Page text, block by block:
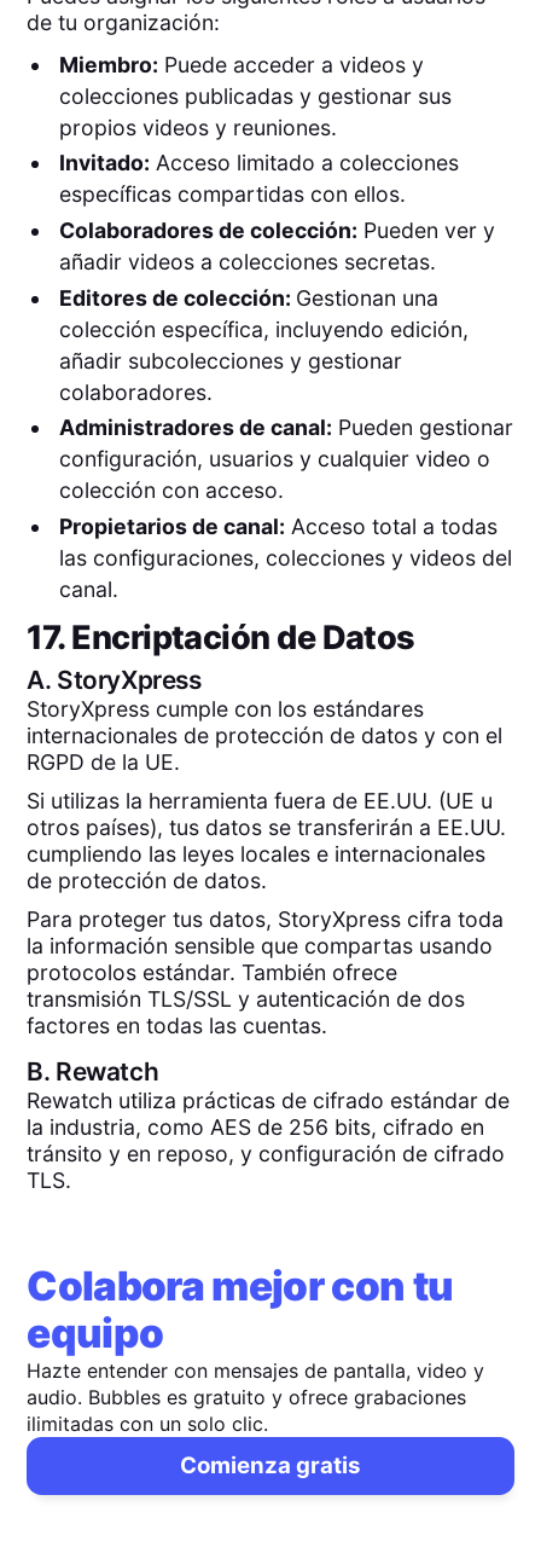
de tu organización:
Miembro: Puede acceder a videos y
colecciones publicadas y gestionar sus
propios videos y reuniones.
Invitado: Acceso limitado a colecciones
específicas compartidas con ellos.
Colaboradores de colección: Pueden ver y
añadir videos a colecciones secretas.
Editores de colección: Gestionan una
colección específica, incluyendo edición,
añadir subcolecciones y gestionar
colaboradores.
Administradores de canal: Pueden gestionar
configuración, usuarios y cualquier video o
colección con acceso.
Propietarios de canal: Acceso total a todas
las configuraciones, colecciones y videos del
canal.
17. Encriptación de Datos
A. StoryXpress
StoryXpress cumple con los estándares
internacionales de protección de datos y con el
RGPD de la UE.
Si utilizas la herramienta fuera de EE.UU. (UE u
otros países), tus datos se transferirán a EE.UU.
cumpliendo las leyes locales e internacionales
de protección de datos.
Para proteger tus datos, StoryXpress cifra toda
la información sensible que compartas usando
protocolos estándar. También ofrece
transmisión TLS/SSL y autenticación de dos
factores en todas las cuentas.
B. Rewatch
Rewatch utiliza prácticas de cifrado estándar de
la industria, como AES de 256 bits, cifrado en
tránsito y en reposo, y configuración de cifrado
TLS.
Colabora mejor con tu
equipo
Hazte entender con mensajes de pantalla, video y
audio. Bubbles es gratuito y ofrece grabaciones
ilimitadas con un solo clic.
Comienza gratis